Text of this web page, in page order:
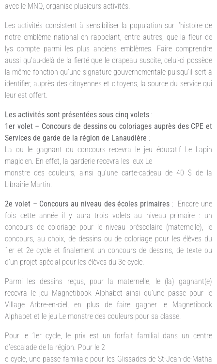
avec le MNQ, organise plusieurs activités.
Les activités consistent à sensibiliser la population sur l’histoire de
notre emblème national en rappelant, entre autres, que la fleur de
lys compte parmi les plus anciens emblèmes. Faire comprendre
aussi qu’au-delà de la fierté que le drapeau suscite, celui-ci possède
la même fonction qu’une signature gouvernementale puisqu’il sert à
identifier, auprès des citoyennes et citoyens, la source du service qui
leur est offert.
Les activités sont présentées sous cinq volets :
1er volet – Concours de dessins ou coloriages auprès des CPE et
Services de garde de la région de Lanaudière :
La ou le gagnant du concours recevra le jeu éducatif Le Lapin
magicien. En effet, la garderie recevra les jeux Le
monstre des couleurs, ainsi qu’une carte-cadeau de 40 $ de la
Librairie Martin.
2e volet – Concours au niveau des écoles primaires : Encore une
fois cette année il y aura trois volets au niveau primaire : un
concours de coloriage pour le niveau préscolaire (maternelle), le
concours, au choix, de dessins ou de coloriage pour les élèves du
1er et 2e cycle et finalement un concours de dessins, de texte ou
d’un projet spécial pour les élèves du 3e cycle.
Parmi les dessins reçus, pour la maternelle, le (la) gagnant(e)
recevra le jeu Magnetibook Alphabet ainsi qu’une passe pour le
Village Arbre-en-ciel, en plus de faire gagner le Magnetibook
Alphabet et le jeu Le monstre des couleurs pour sa classe.
Pour le 1er cycle, le prix est un forfait familial dans un centre
d’escalade de la région. Pour le 2
e cycle, une passe familiale pour les Glissades de St-Jean-de-Matha